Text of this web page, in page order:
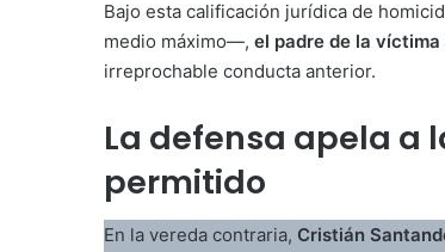
Bajo esta calificación jurídica de
medio máximo—, el padre de la
irreprochable conducta anterior.
La defensa apela a
permitido
En la vereda contraria, Cristián